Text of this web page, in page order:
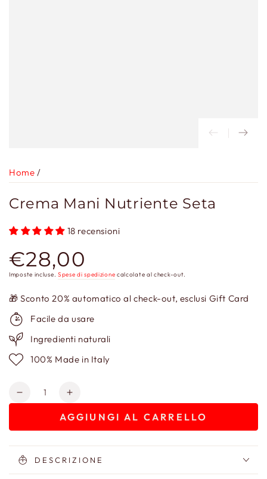
Home /
Crema Mani Nutriente Seta
18 recensioni
Prezzo
regolare
€28,00
Imposte incluse. Spese di spedizione calcolate al check-out.
🎁 Sconto 20% automatico al check-out, esclusi Gift Card
Facile da usare
Ingredienti naturali
100% Made in Italy
Quantità
Diminuisci
Mani
Nutriente
Seta
Aumenta
per
Mani
Nutriente
Seta
AGGIUNGI AL CARRELLO
DESCRIZIONE